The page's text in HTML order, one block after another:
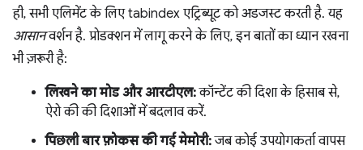
ही, सभी एलिमेंट के लिए tabindex एट्रिब्यूट को अडजस्ट करती है. यह
आसानवर्शन है. प्रोडक्शन में लागू करने के लिए, इन बातों का ध्यान रखना
भी ज़रूरी है:
लिखने का मोड और आरटीएल:कॉन्टेंट की दिशा के हिसाब से,
ऐरो की की दिशाओं में बदलाव करें.
पिछली बार फ़ोकस की गई मेमोरी:जब कोई उपयोगकर्ता वापस